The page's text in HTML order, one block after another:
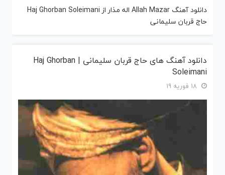
دانلود آهنگ Allah Mazar اله مذار از Haj Ghorban Soleimani
حاج قربان سلیمانی
دانلود آهنگ های حاج قربان سلیمانی | Haj Ghorban
Soleimani